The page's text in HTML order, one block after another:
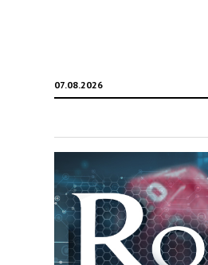
07.08.2026